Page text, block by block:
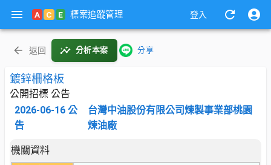
A C E 標案追蹤管理 登入
返回 分析本案 分享
鍍鋅柵格板
公開招標 公告
2026-06-16 公
告
台灣中油股份有限公司煉製事業部桃園
煉油廠
機關資料